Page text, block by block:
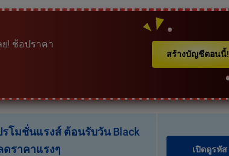
ย! ช้อปราคา
สร้างบัญชีตอนนี้!
โมชั่นแรงส์ ต้อนรับวัน Black
ดราคาแรงๆ
เปิดดูรหัส